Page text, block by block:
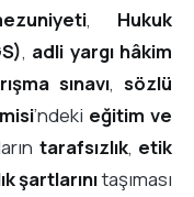
, Hukuk
, adli yargı hâkim
sınavı,sözlü
’ndeki eğitim ve
tarafsızlık, etik
şartlarınıtaşıması